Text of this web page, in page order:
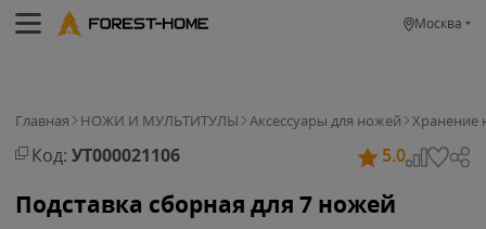
Москва
Главная НОЖИ И МУЛЬТИТУЛЫ Аксессуары для ножей Хранение
Код: УТ000021106 5.0
Подставка сборная для 7 ножей